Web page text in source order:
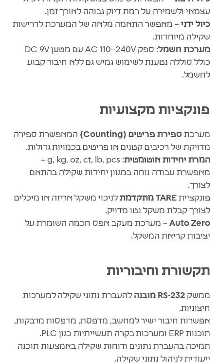
עצמאי ולשמירה על רמת דיוק גבוהה לאורך זמן.
כיול ידני – מאפשר התאמה מלאה של המערכת לדרישות
שקילה מיוחדות.
מערכת חשמל
: ספק AC ‎110–240V עם מטען DC ‎9V
כולל סוללה נטענת לשימוש גמיש גם ללא חיבור קבוע
לחשמל.
פונקציות מקצועיות
מערכת ספירת פריטים (Counting)
המאפשרת ספירה
מדויקת של רכיבים קטנים או פריטים בכמויות גדולות.
המרת יחידות אוטומטית
: g, kg, oz, ct, lb, pcs –
מאפשרת עבודה נוחה במגוון יחידות שקילה בהתאם
לצורך.
פונקציית TARE מתקדמת
לניכוי משקל אריזה או מיכלים
לצורך קבלת משקל נטו מדויק.
Auto Zero – מערכת מעקב אפס חכמה השומרת על
יציבות קריאת המשקל.
תקשורת וחיבוריות
ממשק RS-232 מובנה
להעברת נתוני שקילה למערכות
חיצוניות.
אפשרות חיבור ישיר למחשב, מדפסת, מדפסות מדבקות,
תוכנות ERP ומערכות בקרה תעשייתיות כגון PLC.
תמיכה בהעברת נתונים ודוחות שקילה באמצעות תוכנה
ייעודית לניהול נתוני שקילה.